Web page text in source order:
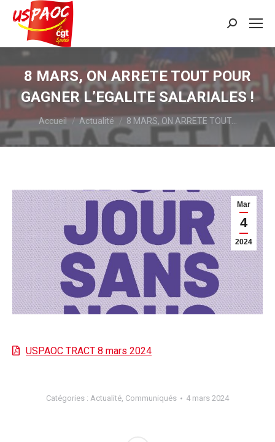
Recherche
8 MARS, ON ARRETE TOUT POUR
GAGNER L’EGALITE SALARIALES !
Vous êtes ici :
Accueil Actualité 8 MARS, ON ARRETE TOUT…
Mar
4
2024
USPAOC TRACT 8 mars 2024
Catégories : Actualité, Communiqués 4 mars 2024